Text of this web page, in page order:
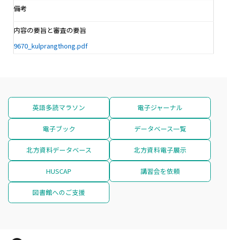
備考
内容の要旨と審査の要旨
9670_kulprangthong.pdf
英語多読マラソン 電子ジャーナル
電子ブック データベース一覧
北方資料データベース 北方資料電子展示
HUSCAP 講習会を依頼
図書館へのご支援